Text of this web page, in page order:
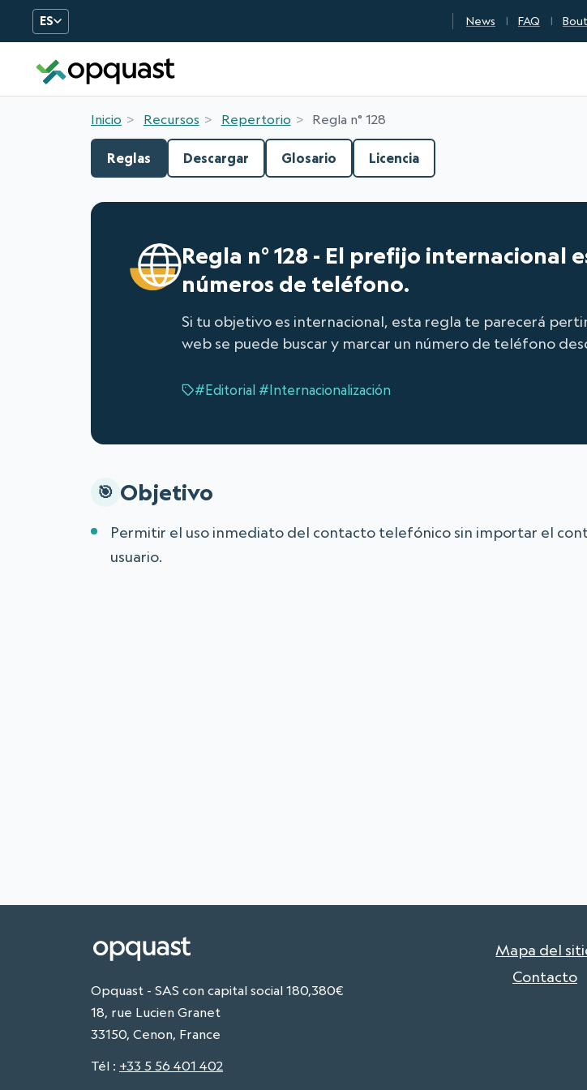
ES News FAQ
Inicio Recursos Repertorio Regla n° 128
Reglas Descargar Glosario Licencia
Regla n° 128 - El prefijo internacional
números de teléfono.
Si tu objetivo es internacional, esta regla te parecerá
web se puede buscar y marcar un número de teléfono
#Editorial #Internacionalización
Objetivo
Permitir el uso inmediato del contacto telefónico sin importar el
usuario.
Opquast - SAS con capital social 180,380€
18, rue Lucien Granet
33150, Cenon, France
Tél : +33 5 56 401 402
Mapa del
Contacto